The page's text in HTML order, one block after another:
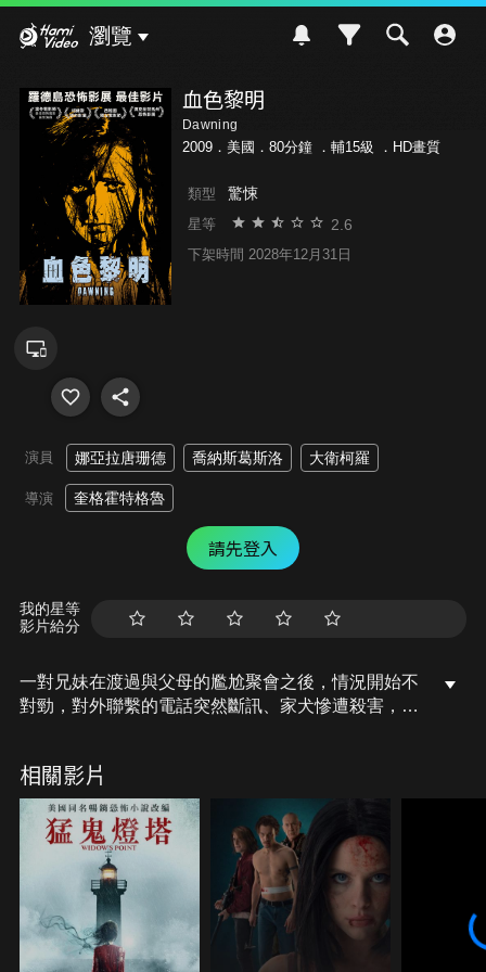
瀏覽
血色黎明
Dawning
2009．美國．80分鐘 ． 輔15級 ．HD畫質
類型 驚悚
星等 2.6
下架時間 2028年12月31日
演員 娜亞拉唐珊德 喬納斯葛斯洛 大衛柯羅
導演 奎格霍特格魯
請先登入
我的星等
影片給分
一對兄妹在渡過與父母的尷尬聚會之後，情況開始不
對勁，對外聯繫的電話突然斷訊、家犬慘遭殺害，並
救大家的同時，逃走和相信將成為死亡降臨前的恐怖
二選一！
相關影片